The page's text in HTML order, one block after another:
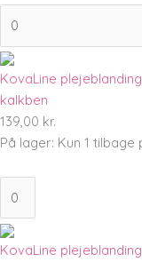
KovaLine
kalkben
139,00 kr.
På lager: Kun 1 tilbage
KovaLine